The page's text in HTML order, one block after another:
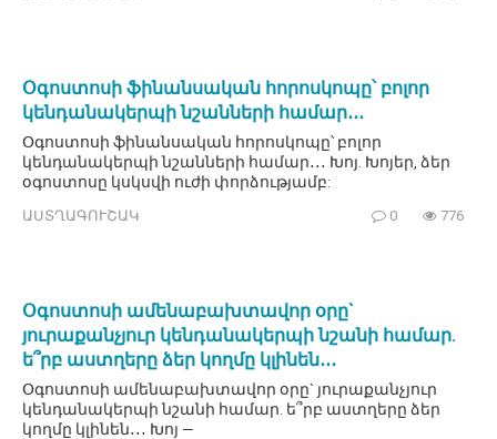
Օգոստոսի ֆինանսական հորոսկոպը՝ բոլոր
կենդանակերպի նշանների համար․․․
Օգոստոսի ֆինանսական հորոսկոպը՝ բոլոր
կենդանակերպի նշանների համար․․․ Խոյ. Խոյեր, ձեր
օգոստոսը կսկսվի ուժի փորձությամբ:
ԱՍՏՂԱԳՈՒՇԱԿ 0 776
Օգոստոսի ամենաբախտավոր օրը`
յուրաքանչյուր կենդանակերպի նշանի համար.
ե՞րբ աստղերը ձեր կողմը կլինեն․․․
Օգոստոսի ամենաբախտավոր օրը` յուրաքանչյուր
կենդանակերպի նշանի համար. ե՞րբ աստղերը ձեր
կողմը կլինեն․․․ Խոյ —